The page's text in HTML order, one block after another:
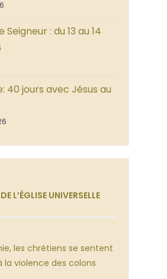
: du 13 au 14
40 jours avec Jésus au
L’ÉGLISE UNIVERSELLE
les chrétiens se sentent
la violence des colons